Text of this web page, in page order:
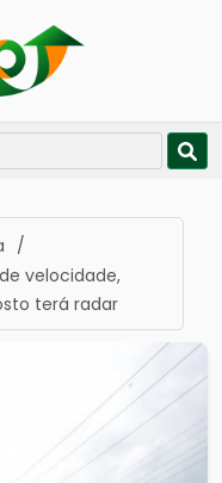
/
velocidade,
terá radar